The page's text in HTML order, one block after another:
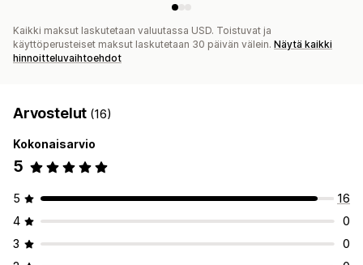
Kaikki maksut laskutetaan valuutassa USD. Toistuvat ja
käyttöperusteiset maksut laskutetaan 30 päivän välein. Näytä kaikki
hinnoitteluvaihtoehdot
Arvostelut (16)
Kokonaisarvio
5
5
16
4
0
3
0